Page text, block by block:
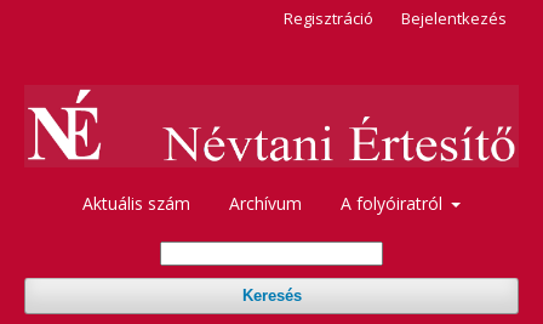
Aktuális szám Archívum A folyóiratról
Keresés
Regisztráció Bejelentkezés